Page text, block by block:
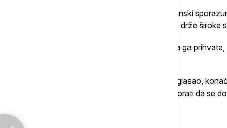
Mnogi poslanici su se već žalili da je trgovinski
smanji većinu uvoznih carina, dok se SAD drže široke
Ranije se, međutim, činilo da su spremni da ga
Čak i nakon što komitet za trgovinu bude glasao,
dva, jer će EP i vlade zemalja EU najpre morati da se